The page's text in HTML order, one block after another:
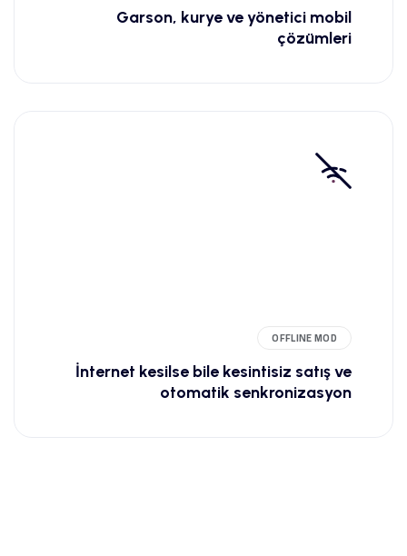
Garson, kurye ve yönetici mobil
çözümleri
OFFLINE MOD
İnternet kesilse bile kesintisiz satış ve
otomatik senkronizasyon